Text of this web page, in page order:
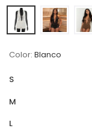
Color: Blanco
S
M
L